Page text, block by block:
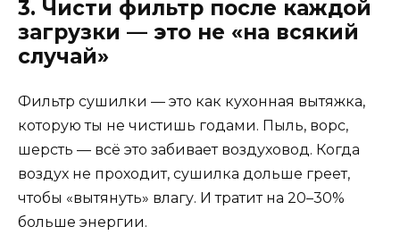
3. Чисти фильтр после каждой
загрузки — это не «на всякий
случай»
Фильтр сушилки — это как кухонная вытяжка,
которую ты не чистишь годами. Пыль, ворс,
шерсть — всё это забивает воздуховод. Когда
воздух не проходит, сушилка дольше греет,
чтобы «вытянуть» влагу. И тратит на 20–30%
больше энергии.